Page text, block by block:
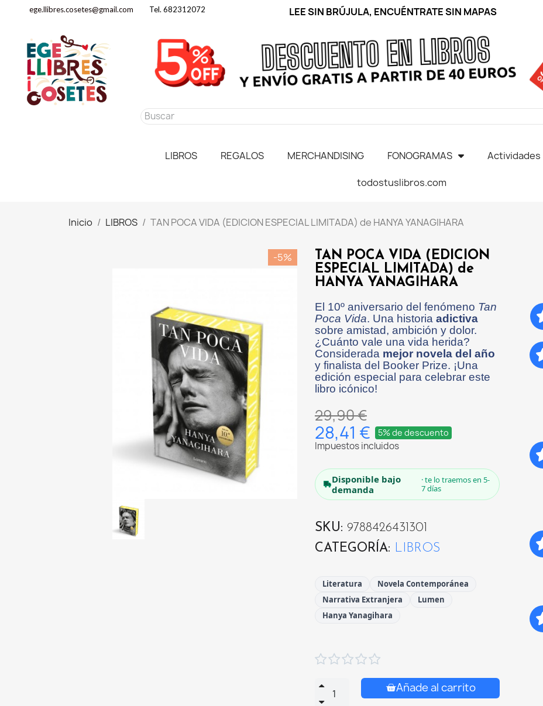
ege.llibres.cosetes@gmail.com Tel. 682312072 LEE SIN BRÚJULA, ENCUÉNTRATE SIN MAPAS
LIBROS REGALOS MERCHANDISING FONOGRAMAS Actividades
todostuslibros.com
Inicio LIBROS TAN POCA VIDA (EDICION ESPECIAL LIMITADA) de HANYA YANAGIHARA
-5%
TAN POCA VIDA (EDICION
ESPECIAL LIMITADA) de
HANYA YANAGIHARA
El 10º aniversario del fenómeno Tan
Poca Vida. Una historia adictiva
sobre amistad, ambición y dolor.
¿Cuánto vale una vida herida?
Considerada mejor novela del año
y finalista del Booker Prize. ¡Una
edición especial para celebrar este
libro icónico!
29,90 €
28,41 € 5% de descuento
Impuestos incluidos
Disponible bajo
demanda
· te lo traemos en 5-
7 días
SKU
9788426431301
CATEGORÍA
LIBROS
Literatura
Novela Contemporánea
Narrativa Extranjera
Lumen
Hanya Yanagihara

Añade al carrito